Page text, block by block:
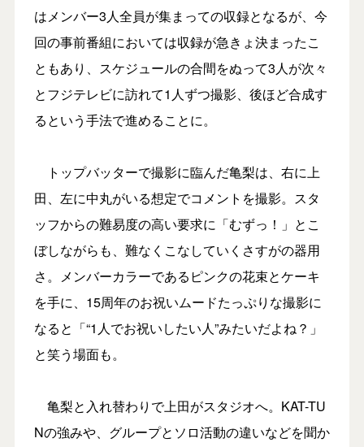
はメンバー3人全員が集まっての収録となるが、今
回の事前番組においては収録が急きょ決まったこ
ともあり、スケジュールの合間をぬって3人が次々
とフジテレビに訪れて1人ずつ撮影、後ほど合成す
るという手法で進めることに。
トップバッターで撮影に臨んだ亀梨は、右に上
田、左に中丸がいる想定でコメントを撮影。スタ
ッフからの難易度の高い要求に「むずっ！」とこ
ぼしながらも、難なくこなしていくさすがの器用
さ。メンバーカラーであるピンクの花束とケーキ
を手に、15周年のお祝いムードたっぷりな撮影に
なると「“1人でお祝いしたい人”みたいだよね？」
と笑う場面も。
亀梨と入れ替わりで上田がスタジオへ。KAT-TU
Nの強みや、グループとソロ活動の違いなどを聞か